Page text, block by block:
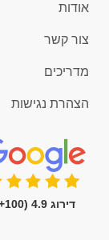
אודות
צור קשר
מדריכים
הצהרת נגישות
דירוג 4.9 (100+)